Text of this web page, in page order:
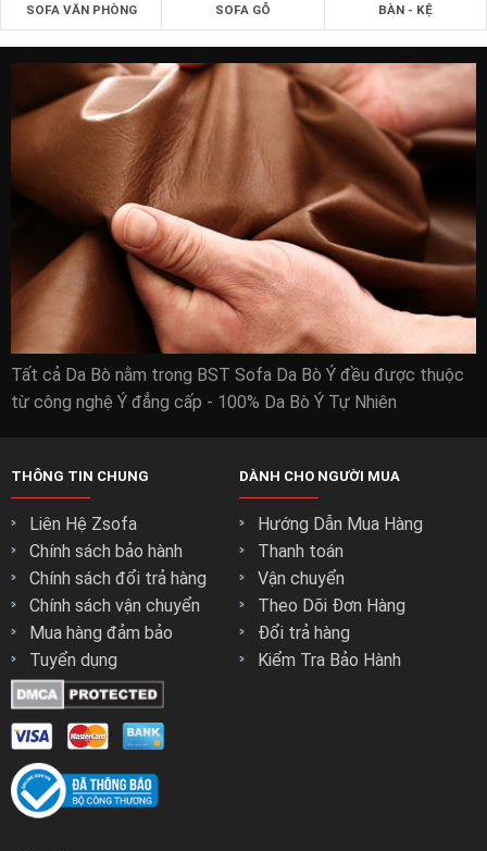
SOFA VĂN PHÒNG SOFA GỖ BÀN - KỆ
Tất cả Da Bò nằm trong BST Sofa Da Bò Ý đều được thuộc
từ công nghệ Ý đẳng cấp - 100% Da Bò Ý Tự Nhiên
THÔNG TIN CHUNG
Liên Hệ Zsofa
Chính sách bảo hành
Chính sách đổi trả hàng
Chính sách vận chuyển
Mua hàng đảm bảo
Tuyển dụng
DÀNH CHO NGƯỜI MUA
Hướng Dẫn Mua Hàng
Thanh toán
Vận chuyển
Theo Dõi Đơn Hàng
Đổi trả hàng
Kiểm Tra Bảo Hành